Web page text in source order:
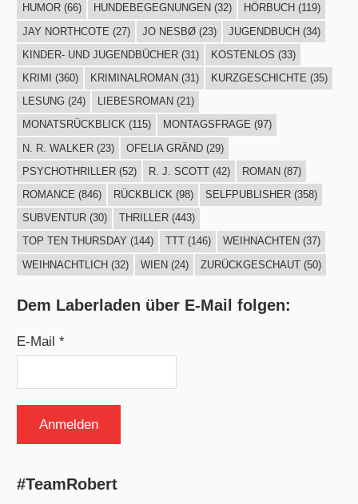
HUMOR(66) HUNDEBEGEGNUNGEN (32) HÖRBUCH (119)
JAY NORTHCOTE (27) JO NESBØ(23) JUGENDBUCH(34)
KINDER- UND JUGENDBÜCHER(31) KOSTENLOS (33)
KRIMI
(360) KRIMINALROMAN (31) KURZGESCHICHTE (35)
LESUNG(24) LIEBESROMAN (21)
MONATSRÜCKBLICK(115) MONTAGSFRAGE (97)
N. R. WALKER(23) OFELIA GRÄND(29)
PSYCHOTHRILLER(52) R. J. SCOTT(42) ROMAN (87)
ROMANCE (846) RÜCKBLICK (98) SELFPUBLISHER(358)
SUBVENTUR(30) THRILLER(443)
TOP TEN THURSDAY (144) TTT(146) WEIHNACHTEN (37)
WEIHNACHTLICH(32) WIEN(24) ZURÜCKGESCHAUT(50)
Dem Laberladen über E-Mail folgen:
E-Mail *
#TeamRobert